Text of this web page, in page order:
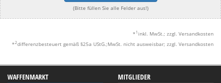
(Bitte füllen Sie alle Felder aus!)
* 1 inkl. MwSt.; zzgl. Versandkosten
*2differenzbesteuert gemäß §25a UStG.;MwSt. nicht ausweisbar; zzgl. Versandkosten
WAFFENMARKT MITGLIEDER